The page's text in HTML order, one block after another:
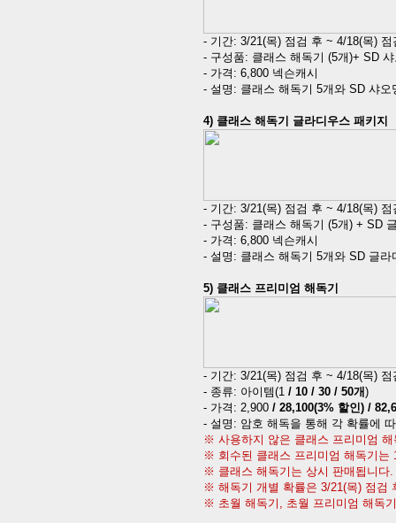
- 기간: 3/21(목) 점검 후 ~ 4/18(목) 점
- 구성품: 클래스 해독기 (5개)+ SD
- 가격 : 6,800 넥슨캐시
- 설명 : 클래스 해독기 5개와 SD 샤오
4) 클래스 해독기 글라디우스 패키지
- 기간: 3/21(목) 점검 후 ~ 4/18(목) 점
- 구성품: 클래스 해독기 (5개) + SD
- 가격 : 6,800 넥슨캐시
- 설명 : 클래스 해독기 5개와 SD 글라
5) 클래스 프리미엄 해독기
- 기간: 3/21(목) 점검 후 ~ 4/18(목) 점
- 종류: 아이템(1 / 10 / 30 / 50개)
- 가격 : 2,900 / 28,100(3% 할인) /
- 설명 : 암호 해독을 통해 각 확률에
※ 사용하지 않은 클래스 프리미엄
※ 회수된 클래스 프리미엄 해독기는
※ 클래스 해독기는 상시 판매됩니다
※ 해독기 개별 확률은 3/21(목) 점검
※ 초월 해독기
초월 프리미엄 해독